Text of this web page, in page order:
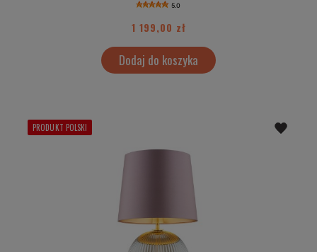
5.0
1 199,00 zł
Dodaj do koszyka
PRODUKT POLSKI